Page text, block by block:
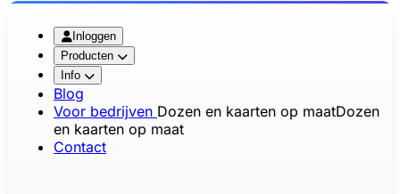
Inloggen
Producten
Info
Blog
Voor bedrijven Dozen en kaarten op maatDozen
en kaarten op maat
Contact